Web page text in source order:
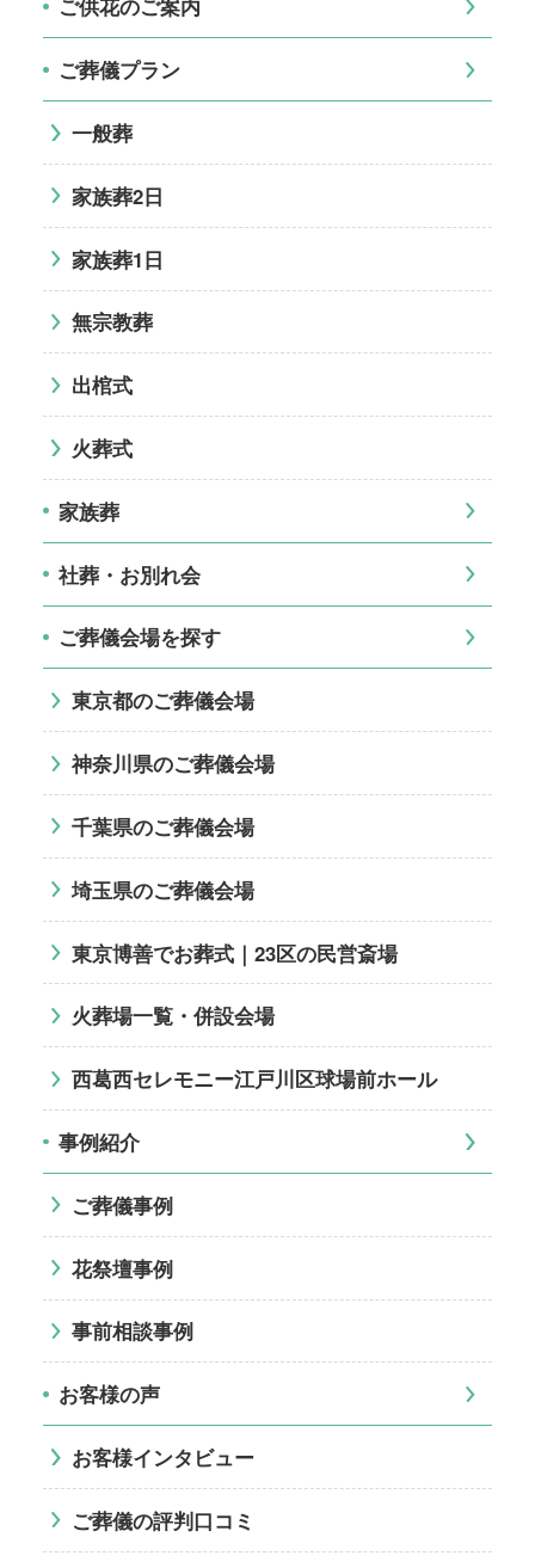
ご供花のご案内
ご葬儀プラン
一般葬
家族葬2日
家族葬1日
無宗教葬
出棺式
火葬式
家族葬
社葬・お別れ会
ご葬儀会場を探す
東京都のご葬儀会場
神奈川県のご葬儀会場
千葉県のご葬儀会場
埼玉県のご葬儀会場
東京博善でお葬式｜23区の民営斎場
火葬場一覧・併設会場
西葛西セレモニー江戸川区球場前ホール
事例紹介
ご葬儀事例
花祭壇事例
事前相談事例
お客様の声
お客様インタビュー
ご葬儀の評判口コミ